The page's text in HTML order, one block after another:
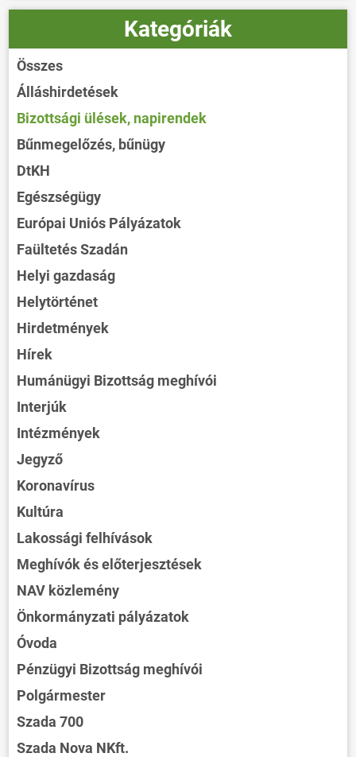
Kategóriák
Összes
Álláshirdetések
Bizottsági ülések, napirendek
Bűnmegelőzés, bűnügy
DtKH
Egészségügy
Európai Uniós Pályázatok
Faültetés Szadán
Helyi gazdaság
Helytörténet
Hirdetmények
Hírek
Humánügyi Bizottság meghívói
Interjúk
Intézmények
Jegyző
Koronavírus
Kultúra
Lakossági felhívások
Meghívók és előterjesztések
NAV közlemény
Önkormányzati pályázatok
Óvoda
Pénzügyi Bizottság meghívói
Polgármester
Szada 700
Szada Nova NKft.